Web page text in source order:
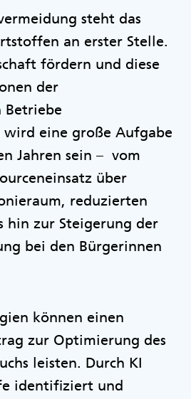
steht das
an erster Stelle.
fördern und diese
der
Betriebe
eine große Aufgabe
Jahren sein – vom
über
reduzierten
hin zur Steigerung der
bei den Bürgerinnen
können einen
zur Optimierung des
leisten. Durch KI
identifiziert und